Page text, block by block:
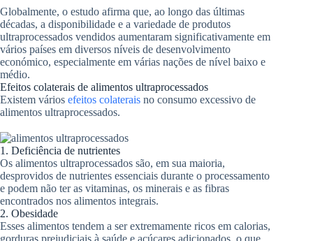
Globalmente, o estudo afirma que, ao longo das últimas
décadas, a disponibilidade e a variedade de produtos
ultraprocessados ​​vendidos aumentaram significativamente em
vários países em diversos níveis de desenvolvimento
económico, especialmente em várias nações de nível baixo e
médio.
Efeitos colaterais de alimentos ultraprocessados
Existem vários efeitos colaterais no consumo excessivo de
alimentos ultraprocessados.
1. Deficiência de nutrientes
Os alimentos ultraprocessados ​​são, em sua maioria,
desprovidos de nutrientes essenciais durante o processamento
e podem não ter as vitaminas, os minerais e as fibras
encontrados nos alimentos integrais.
2. Obesidade
Esses alimentos tendem a ser extremamente ricos em calorias,